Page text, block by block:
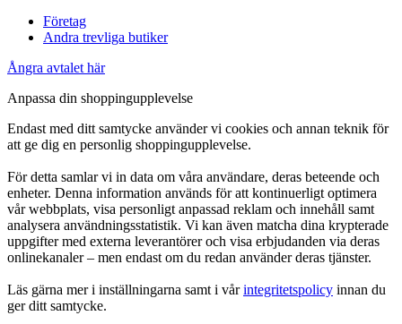
Företag
Andra trevliga butiker
Ångra avtalet här
Anpassa din shoppingupplevelse
Endast med ditt samtycke använder vi cookies och annan teknik för
att ge dig en personlig shoppingupplevelse.
För detta samlar vi in data om våra användare, deras beteende och
enheter. Denna information används för att kontinuerligt optimera
vår webbplats, visa personligt anpassad reklam och innehåll samt
analysera användningsstatistik. Vi kan även matcha dina krypterade
uppgifter med externa leverantörer och visa erbjudanden via deras
onlinekanaler – men endast om du redan använder deras tjänster.
Läs gärna mer i inställningarna samt i vårintegritetspolicy innan du
ger ditt samtycke.